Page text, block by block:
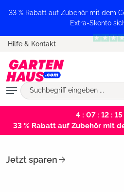
springen
33 % Rabatt auf Zubehör mit dem
Extra-Skonto
Hilfe & Kontakt
4 : 07 : 12 : 15
33 % Rabatt auf Zubehör mit
Jetzt sparen